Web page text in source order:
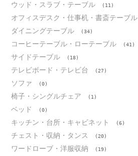
ウッド・スラブ・テーブル (11)
オフィスデスク・仕事机・書斎テーブル
ダイニングテーブル (34)
コーヒーテーブル・ローテーブル (41)
サイドテーブル (18)
テレビボード・テレビ台 (27)
ソファ (0)
椅子・シングルチェア (1)
ベッド (0)
キッチン・台所・キャビネット (6)
チェスト・収納・タンス (20)
ワードローブ・洋服収納 (19)